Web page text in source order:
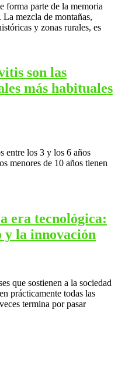
forma parte de la memoria
mezcla de montañas,
y zonas rurales, es
son las
más habituales
entre los 3 y los 6 años
menores de 10 años tienen
era tecnológica:
y la innovación
que sostienen a la sociedad
prácticamente todas las
termina por pasar